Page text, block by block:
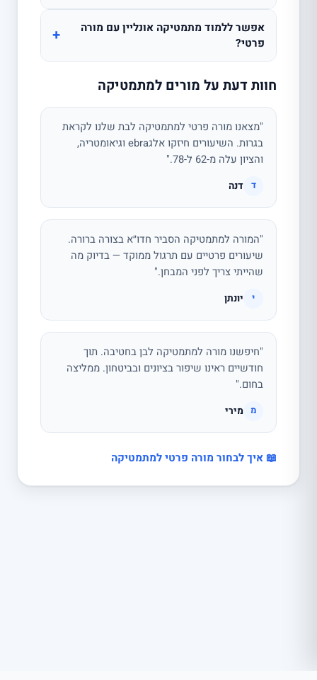
אפשר ללמוד מתמטיקה אונליין עם מורה
פרטי?
+
חוות דעת על מורים למתמטיקה
"מצאנו מורה פרטי למתמטיקה לבת שלנו לקראת
בגרות. השיעורים חיזקו אלגebra וגיאומטריה,
והציון עלה מ-62 ל-78."
ד דנה
"המורה למתמטיקה הסביר חדו״א בצורה ברורה.
שיעורים פרטיים עם תרגול ממוקד — בדיוק מה
שהייתי צריך לפני המבחן."
י יונתן
"חיפשנו מורה למתמטיקה לבן בחטיבה. תוך
חודשיים ראינו שיפור בציונים ובביטחון. ממליצה
בחום."
מ מירי
📖 איך לבחור מורה פרטי למתמטיקה